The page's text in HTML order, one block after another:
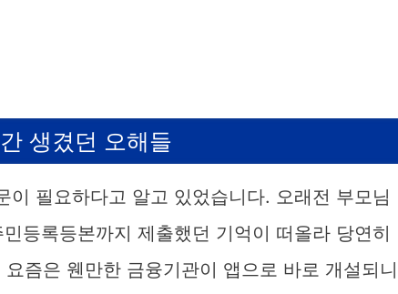
생겼던 오해들
필요하다고 알고 있었습니다. 오래전 부모님
등록등본까지 제출했던 기억이 떠올라 당연히
즘은 웬만한 금융기관이 앱으로 바로 개설되니